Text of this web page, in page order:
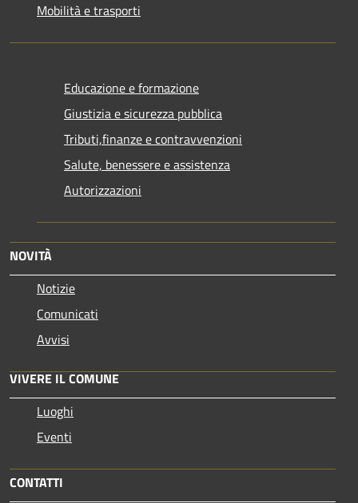
Mobilità e trasporti
Educazione e formazione
Giustizia e sicurezza pubblica
Tributi,finanze e contravvenzioni
Salute, benessere e assistenza
Autorizzazioni
NOVITÀ
Notizie
Comunicati
Avvisi
VIVERE IL COMUNE
Luoghi
Eventi
CONTATTI